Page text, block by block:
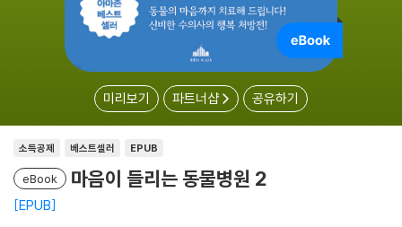
미리보기 파트너샵 공유하기
소득공제 베스트셀러 EPUB
eBook 마음이 들리는 동물병원 2
EPUB